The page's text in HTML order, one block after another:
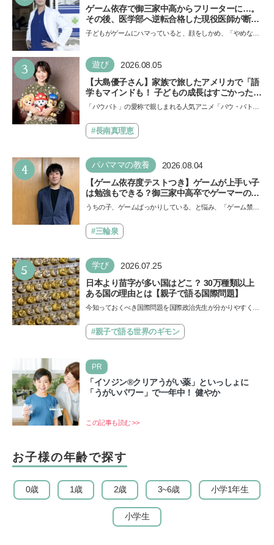
ゲーム依存で御三家中高からフリーターに…。
その後、医学部へ逆転合格した現役医師が断言
「ゲームの経験が受験勉強に役立った」そう考
子どもがゲームにハマっていると、顔をしかめ、「やめなさ
い…
3 遊び 2026.08.05
【大島優子さん】家族で旅したアメリカで「語
学もマインドも！ 子どもの成長はすごかった」
声優をつとめた映画『パウ・パトロール ザ・ダ
できると子どもに知ってほしい
「パウパト」の愛称で親しまれる人気アニメ「パウ・パトロ
ザ…#長南真理恵
4 パパママの教養 2026.08.04
【ゲーム依存度テストつき】ゲームが上手い子
は勉強もできる？御三家中高卒でゲーマーの医
師・阿部智史さんが教えるゲームしながら受験
うちの子、ゲームばっかりしている、と悩み、「ゲーム禁
も…#三輪泉
5 学び 2026.07.25
日本より苗字が多い国はどこ？ 30万種類以上
ある国の理由とは【親子で語る国際問題】
今知っておくべき国際問題を国際政治先生が分かりやすく解
類…#親子で語る世界のギモン
PR
「イソジン®クリアうがい薬」といっしょに
「うがいパワー」で一年中！ 健やか
この記事も読む >>
お子様の年齢で探す
0歳 1歳 2歳 3~6歳 小学1年生
小学生